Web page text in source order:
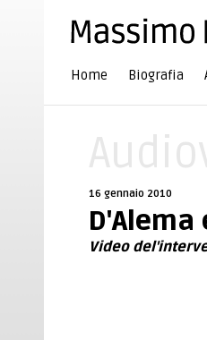
Home Biografia
16 gennaio 2010
Video